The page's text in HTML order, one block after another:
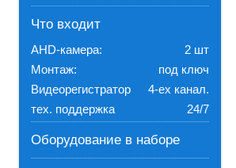
Что входит
AHD-камера:
2 шт
Монтаж:
под ключ
Видеорегистратор
4-ех канал.
тех. поддержка
24/7
Оборудование в наборе